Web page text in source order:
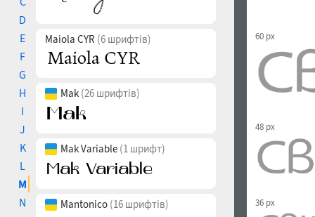
D
E
F
G
H
I
J
K
L
M
N
Maiola CYR (6 шрифтів)
Mak (26 шрифтів)
Mak Variable (1 шрифт)
Mantonico (16 шрифтів)
60 px
48 px
36 px